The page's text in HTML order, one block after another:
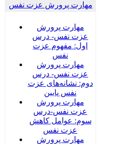
مهارت پرورش عزت نفس
مهارت پرورش
عزت نفس- درس
اول: مفهوم عزت
نفس
مهارت پرورش
عزت نفس- درس
دوم: نشانه‌های عزت
نفس پایین
مهارت پرورش
عزت نفس-درس
سوم: عوامل کاهش
عزت نفس
مهارت پرورش